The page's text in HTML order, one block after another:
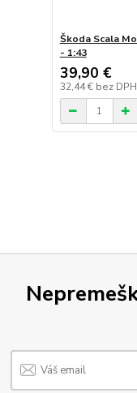
Škoda Scala
- 1:43
39,90 €
32,44 € bez DPH